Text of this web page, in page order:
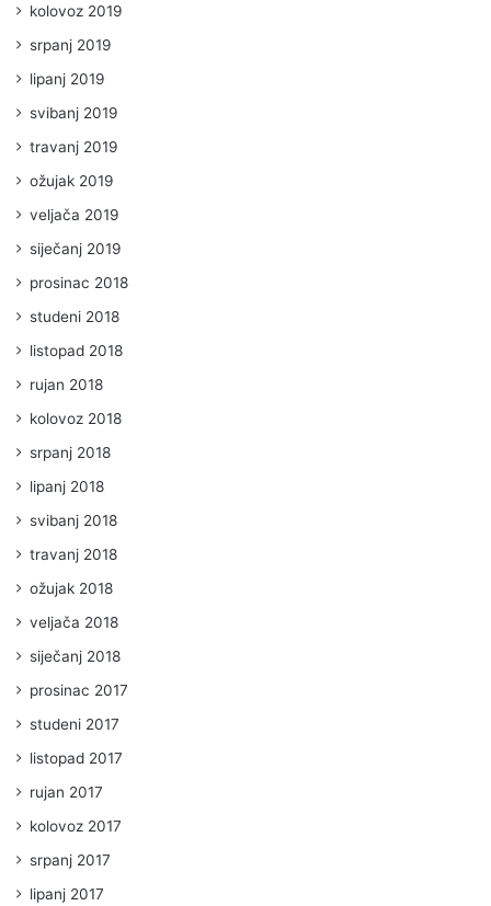
kolovoz 2019
srpanj 2019
lipanj 2019
svibanj 2019
travanj 2019
ožujak 2019
veljača 2019
siječanj 2019
prosinac 2018
studeni 2018
listopad 2018
rujan 2018
kolovoz 2018
srpanj 2018
lipanj 2018
svibanj 2018
travanj 2018
ožujak 2018
veljača 2018
siječanj 2018
prosinac 2017
studeni 2017
listopad 2017
rujan 2017
kolovoz 2017
srpanj 2017
lipanj 2017